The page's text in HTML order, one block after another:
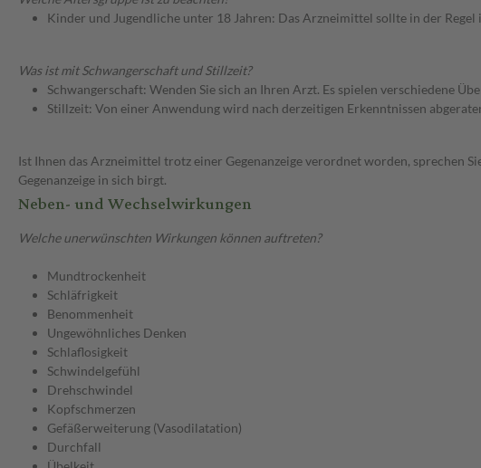
Kinder und Jugendliche unter 18 Jahren: Das Arzneimittel sollte in der
Was ist mit Schwangerschaft und Stillzeit?
Schwangerschaft: Wenden Sie sich an Ihren Arzt. Es spielen verschiedene
Stillzeit: Von einer Anwendung wird nach derzeitigen Erkenntnissen
Ist Ihnen das Arzneimittel trotz einer Gegenanzeige verordnet worden, sprechen
Gegenanzeige in sich birgt.
Neben- und Wechselwirkungen
Welche unerwünschten Wirkungen können auftreten?
Mundtrockenheit
Schläfrigkeit
Benommenheit
Ungewöhnliches Denken
Schlaflosigkeit
Schwindelgefühl
Drehschwindel
Kopfschmerzen
Gefäßerweiterung (Vasodilatation)
Durchfall